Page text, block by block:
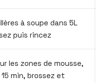
à soupe dans 5L
puis rincez
les zones de mousse,
min, brossez et